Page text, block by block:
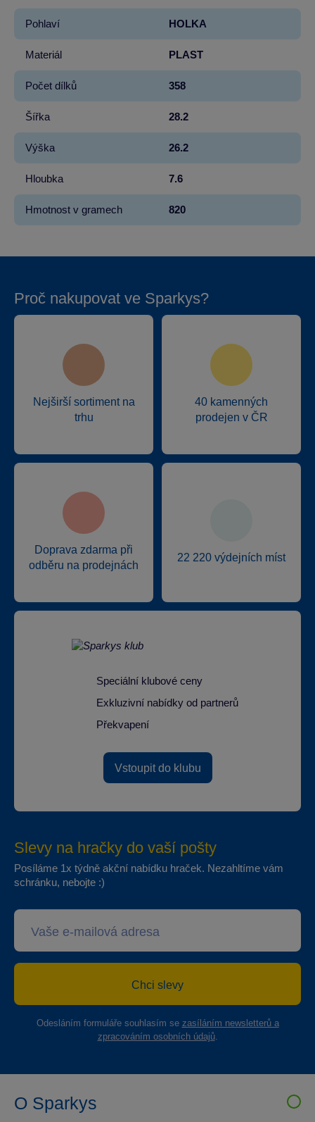
Pohlaví HOLKA
Materiál PLAST
Počet dílků 358
Šířka 28.2
Výška 26.2
Hloubka 7.6
Hmotnost v gramech 820
Proč nakupovat ve Sparkys?
Nejširší sortiment na
trhu
40 kamenných
prodejen v ČR
Doprava zdarma při
odběru na prodejnách
22 220 výdejních míst
Speciální klubové ceny
Exkluzivní nabídky od partnerů
Překvapení
Vstoupit do klubu
Slevy na hračky do vaší pošty
Posíláme 1x týdně akční nabídku hraček. Nezahltíme vám
schránku, nebojte :)
Chci slevy
Odesláním formuláře souhlasím se zasíláním newsletterů a
zpracováním osobních údajů.
O Sparkys